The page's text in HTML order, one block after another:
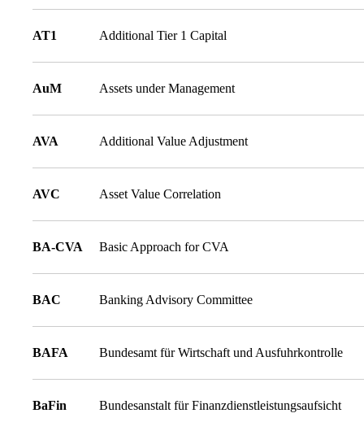
AT1 Additional Tier 1 Capital
AuM Assets under Management
AVA Additional Value Adjustment
AVC Asset Value Correlation
BA-CVA Basic Approach for CVA
BAC Banking Advisory Committee
BAFA Bundesamt für Wirtschaft und Ausfuhrkontrolle
BaFin Bundesanstalt für Finanzdienstleistungsaufsicht